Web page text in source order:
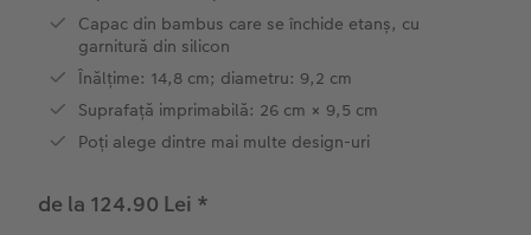
Cutii cu fotografii
Fotosticker
Hexxas
Decorațiuni de perete din mai multe părți
Art Prints
CEWE FOTOCARTE Kids
Nuntă
Capac din bambus care se închide etanș, cu
garnitură din silicon
Înălțime: 14,8 cm; diametru: 9,2 cm
Suprafață imprimabilă: 26 cm × 9,5 cm
Poți alege dintre mai multe design-uri
de la 124.90 Lei *